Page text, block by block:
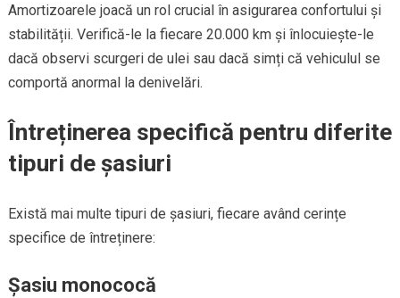
Amortizoarele joacă un rol crucial în asigurarea confortului și
stabilității. Verifică-le la fiecare 20.000 km și înlocuiește-le
dacă observi scurgeri de ulei sau dacă simți că vehiculul se
comportă anormal la denivelări.
Întreținerea specifică pentru diferite
tipuri de șasiuri
Există mai multe tipuri de șasiuri, fiecare având cerințe
specifice de întreținere:
Șasiu monococă